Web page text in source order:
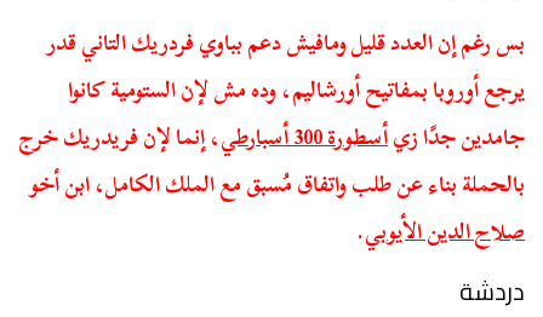
بس رغم إن العدد قليل ومافيش دعم بباوي فردريك التاني قدر
يرجع أوروبا بمفاتيح أورشاليم، وده مش لإن الستومية كانوا
جامدين جدًا زيأسطورة 300 أسبارطي
، إنما لإن فريدريك خرج
بالحملة بناء عن طلب واتفاق مُسبق مع الملك الكامل، ابن أخو
صلاح الدين الأيوبي.
دردشة